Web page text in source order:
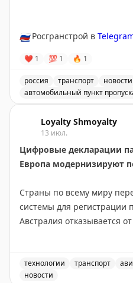
🇷🇺Росгранстрой в
❤ 1 💯 1 🔥 1
россия транспорт
новости
автомобильный пункт
Loyalty Shmoyalty
13 июл.
Цифровые декларации
Европа модернизируют
Страны по всему миру
системы для регистрации
Австралия отказывается
платформы Australia
будет внедрена во всех
портах в течение 12-18
технологии транспорт
новости